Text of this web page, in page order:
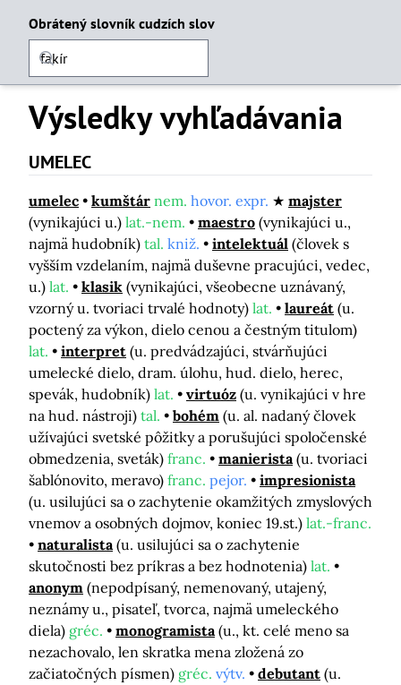
Obrátený slovník cudzích slov
Výsledky vyhľadávania
UMELEC
umelec kumštár nem. hovor. expr.
majster
(vynikajúci u.) lat.-nem. maestro (vynikajúci u.,
najmä hudobník) tal. kniž. intelektuál (človek s
vyšším vzdelaním, najmä duševne pracujúci, vedec,
u.) lat. klasik (vynikajúci, všeobecne uznávaný,
vzorný u. tvoriaci trvalé hodnoty) lat. laureát (u.
poctený za výkon, dielo cenou a čestným titulom)
lat.
interpret (u. predvádzajúci, stvárňujúci
umelecké dielo, dram. úlohu, hud. dielo, herec,
spevák, hudobník) lat. virtuóz (u. vynikajúci v hre
na hud. nástroji) tal. bohém (u. al. nadaný človek
užívajúci svetské pôžitky a porušujúci spoločenské
obmedzenia, sveták) franc. manierista (u. tvoriaci
šablónovito, meravo) franc. pejor.
impresionista
(u. usilujúci sa o zachytenie okamžitých zmyslových
vnemov a osobných dojmov, koniec 19.st.) lat.-franc.
naturalista (u. usilujúci sa o zachytenie
skutočnosti bez príkras a bez hodnotenia) lat.
anonym (nepodpísaný, nemenovaný, utajený,
neznámy u., pisateľ, tvorca, najmä umeleckého
diela) gréc. monogramista (u., kt. celé meno sa
nezachovalo, len skratka mena zložená zo
začiatočných písmen) gréc. výtv. debutant (u.